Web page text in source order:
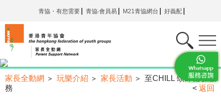
青協・有您需要 青協‧會員易 M21青協網台 好義配
家長全動網 > 玩樂介紹 > 家長活動 >
至CHILL 頌缽體驗服
務
< 返回